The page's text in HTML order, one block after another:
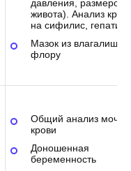
давления, размеров
живота). Анализ
на сифилис, гепатит
Мазок из влагалища
флору
Общий анализ мочи
крови
Доношенная
беременность